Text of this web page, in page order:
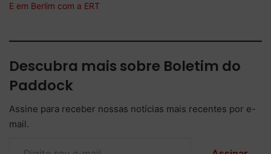
E em Berlim com a ERT
Descubra mais sobre Boletim do
Paddock
Assine para receber nossas notícias mais recentes por e-
mail.